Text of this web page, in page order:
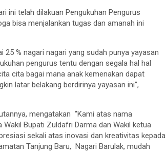
ini telah dilakuan Pengukuhan Pengurus
bisa menjalankan tugas dan amanah ini
25 % nagari nagari yang sudah punya yayasan
pengurus tentu dengan segala hal hal
cita bagai mana anak kemenakan dapat
latar belakang berdirinya yayasan ini”,
mengatakan ‘’Kami atas nama
Bupati Zuldafri Darma dan Wakil ketua
sekali atas inovasi dan kreativitas kepada
Tanjung Baru, Nagari Barulak, mudah